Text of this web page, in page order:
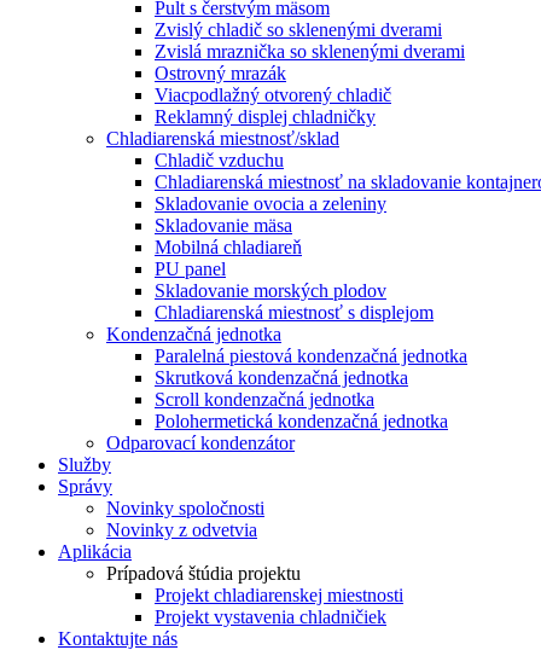
Pult s čerstvým mäsom
Zvislý chladič so sklenenými dverami
Zvislá mraznička so sklenenými dverami
Ostrovný mrazák
Viacpodlažný otvorený chladič
Reklamný displej chladničky
Chladiarenská miestnosť/sklad
Chladič vzduchu
Chladiarenská miestnosť na skladovanie
Skladovanie ovocia a zeleniny
Skladovanie mäsa
Mobilná chladiareň
PU panel
Skladovanie morských plodov
Chladiarenská miestnosť s displejom
Kondenzačná jednotka
Paralelná piestová kondenzačná jednotka
Skrutková kondenzačná jednotka
Scroll kondenzačná jednotka
Polohermetická kondenzačná jednotka
Odparovací kondenzátor
Služby
Správy
Novinky spoločnosti
Novinky z odvetvia
Aplikácia
Prípadová štúdia projektu
Projekt chladiarenskej miestnosti
Projekt vystavenia chladničiek
Kontaktujte nás